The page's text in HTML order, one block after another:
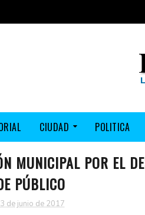
CIUDAD POLITICA
MUNICIPAL POR EL
PÚBLICO
de junio de 2017